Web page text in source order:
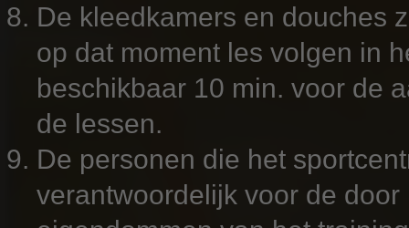
De kleedkamers en douches
op dat moment les volgen in
beschikbaar 10 min. voor de
de lessen.
De personen die het
verantwoordelijk voor de